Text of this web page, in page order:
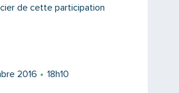
de cette participation
2016
18h10